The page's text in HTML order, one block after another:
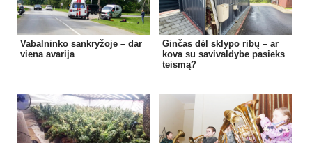
Vabalninko sankryžoje – dar
viena avarija
Ginčas dėl sklypo ribų – ar
kova su savivaldybe pasieks
teismą?